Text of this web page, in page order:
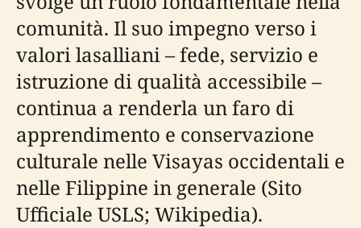
comunità. Il suo impegno verso i
valori lasalliani – fede, servizio e
istruzione di qualità accessibile –
continua a renderla un faro di
apprendimento e conservazione
culturale nelle Visayas occidentali e
nelle Filippine in generale (Sito
Ufficiale USLS; Wikipedia).